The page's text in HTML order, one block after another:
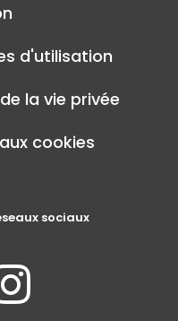
d'utilisation
la vie privée
cookies
sociaux